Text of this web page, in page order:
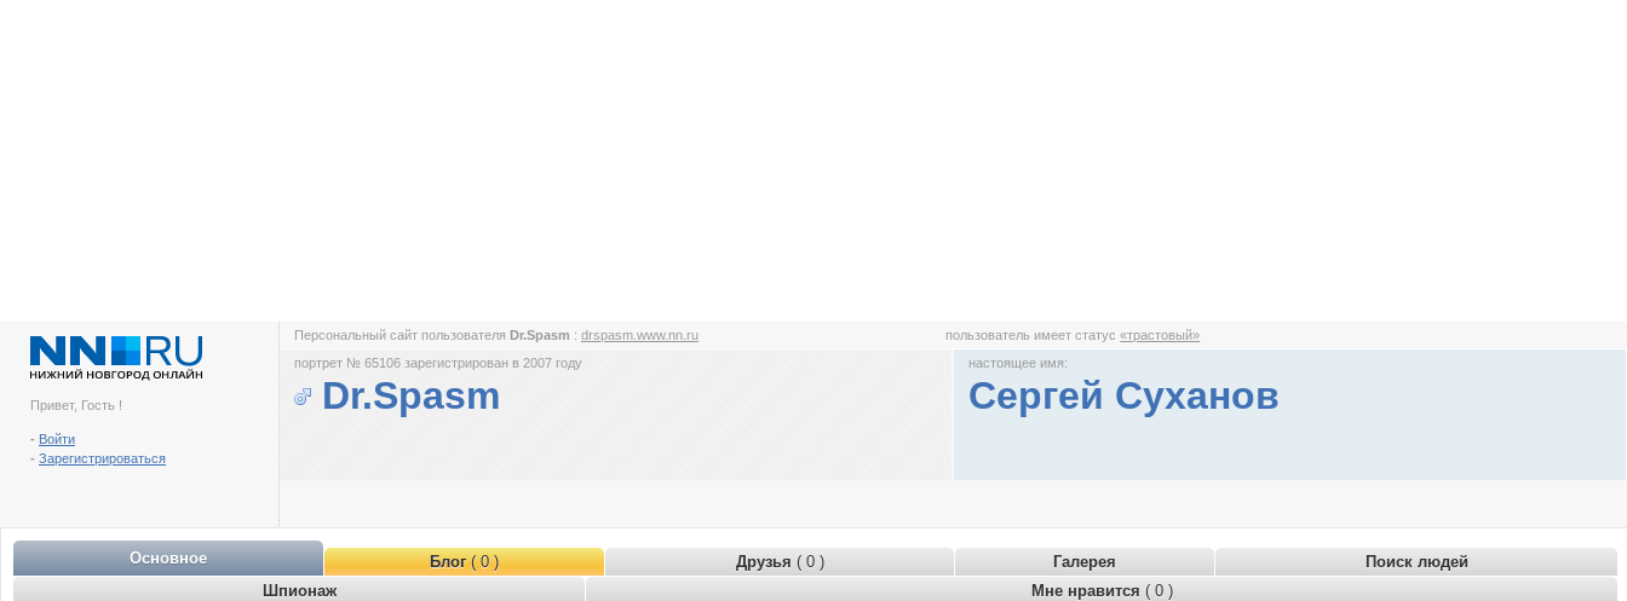
Привет, Гость !
- Войти
- Зарегистрироваться
Персональный сайт пользователя Dr.Spasm : drspasm.www.nn.ru пользователь имеет статус«трастовый»
портрет № 65106 зарегистрирован в 2007 году
Dr.Spasm
настоящее имя:
Сергей Суханов
Основное Блог( 0 ) Друзья ( 0 ) Галерея
Поиск людей
Шпионаж
Мне нравится ( 0 )